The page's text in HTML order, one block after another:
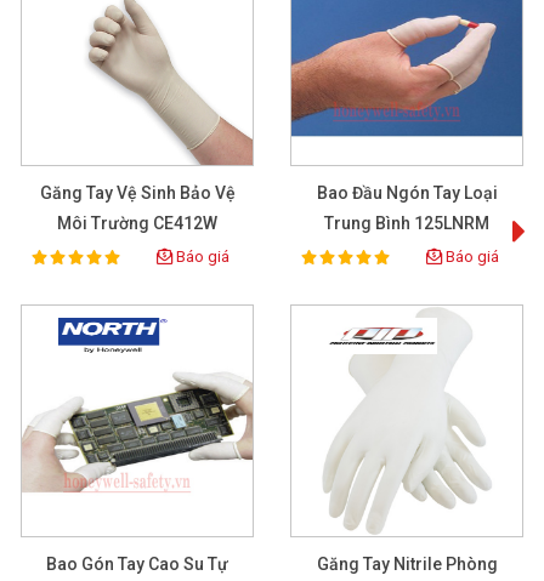
Găng Tay Vệ Sinh Bảo Vệ
Môi Trường CE412W
Rating:
100% Báo giá
Bao Đầu Ngón Tay Loại
Trung Bình 125LNRM
Rating:
100% Báo giá
Bao Gón Tay Cao Su Tự
Găng Tay Nitrile Phòng